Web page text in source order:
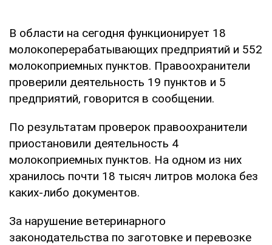
В области на сегодня функционирует 18
молокоперерабатывающих предприятий и 552
молокоприемных пунктов. Правоохранители
проверили деятельность 19 пунктов и 5
предприятий, говорится в сообщении.
По результатам проверок правоохранители
приостановили деятельность 4
молокоприемных пунктов. На одном из них
хранилось почти 18 тысяч литров молока без
каких-либо документов.
За нарушение ветеринарного
законодательства по заготовке и перевозке